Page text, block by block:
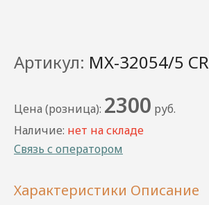
Артикул: MX-32054/5 CR
Цена (розница): 2300 руб.
Наличие: нет на складе
Связь с оператором
Характеристики Описание